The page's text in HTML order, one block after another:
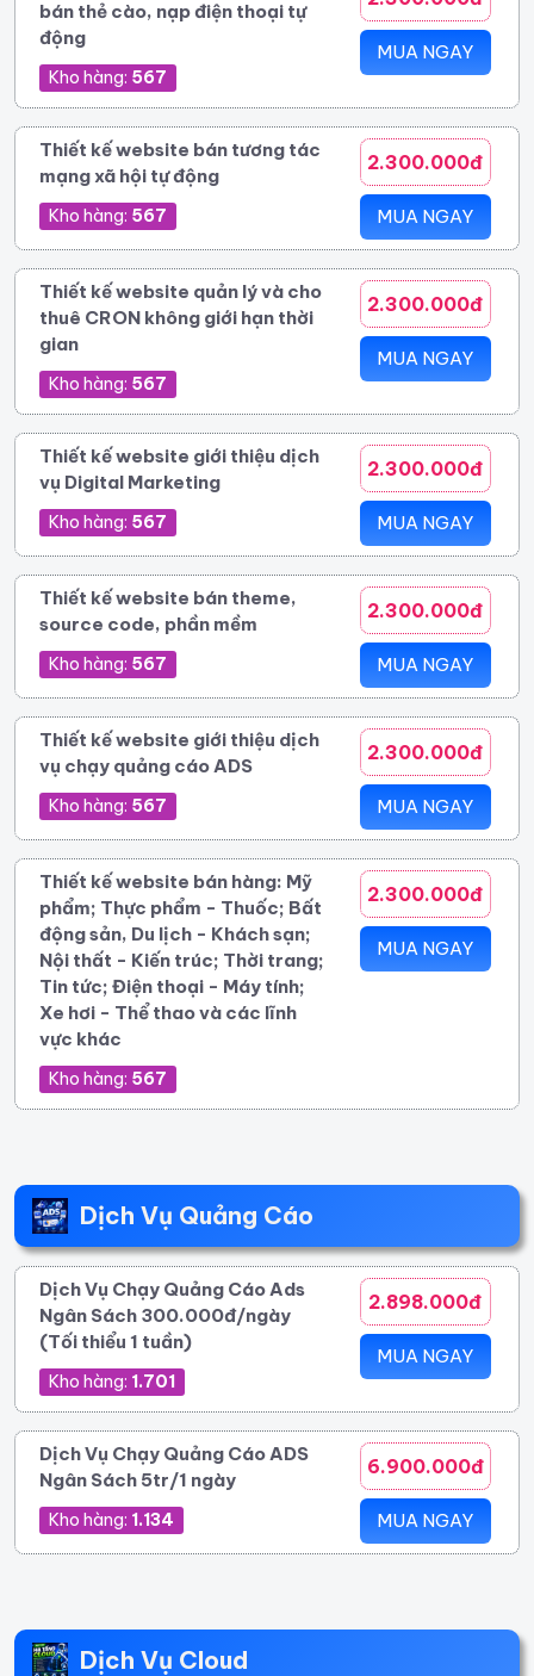
bán thẻ cào, nạp điện thoại tự
động
Kho hàng: 567
MUA NGAY
Thiết kế website bán tương tác
mạng xã hội tự động
Kho hàng: 567
2.300.000đ
MUA NGAY
Thiết kế website quản lý và cho
thuê CRON không giới hạn thời
gian
Kho hàng: 567
2.300.000đ
MUA NGAY
Thiết kế website giới thiệu dịch
vụ Digital Marketing
Kho hàng: 567
2.300.000đ
MUA NGAY
Thiết kế website bán theme,
source code, phần mềm
Kho hàng: 567
2.300.000đ
MUA NGAY
Thiết kế website giới thiệu dịch
vụ chạy quảng cáo ADS
Kho hàng: 567
2.300.000đ
MUA NGAY
Thiết kế website bán hàng: Mỹ
phẩm; Thực phẩm - Thuốc; Bất
động sản, Du lịch - Khách sạn;
Nội thất - Kiến trúc; Thời trang;
Tin tức; Điện thoại - Máy tính;
Xe hơi - Thể thao và các lĩnh
vực khác
Kho hàng: 567
2.300.000đ
MUA NGAY
Dịch Vụ Quảng Cáo
Dịch Vụ Chạy Quảng Cáo Ads
Ngân Sách 300.000đ/ngày
(Tối thiểu 1 tuần)
Kho hàng: 1.701
2.898.000đ
MUA NGAY
Dịch Vụ Chạy Quảng Cáo ADS
Ngân Sách 5tr/1 ngày
Kho hàng: 1.134
6.900.000đ
MUA NGAY
Dịch Vụ Cloud